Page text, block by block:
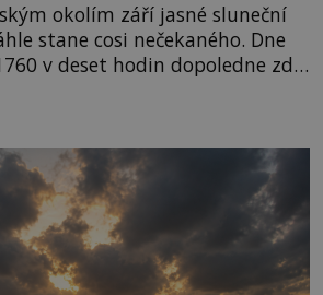
okolím září jasné sluneční
stane cosi nečekaného. Dne
v deset hodin dopoledne zde
historicky doloženému
klam, nebo se zde skutečně
loď